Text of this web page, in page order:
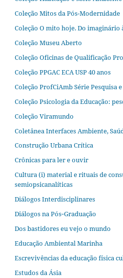
Coleção Mitos da Pós-Modernidade
Coleção O mito hoje. Do imaginário
Coleção Museu Aberto
Coleção Oficinas de Qualificação
Coleção PPGAC ECA USP 40 anos
Coleção ProfCiAmb Série Pesquisa
Coleção Psicologia da Educação:
Coleção Viramundo
Coletânea Interfaces Ambiente,
Construção Urbana Crítica
Crônicas para ler e ouvir
Cultura (i) material e rituais de
semiopsicanalíticas
Diálogos Interdisciplinares
Diálogos na Pós‐Graduação
Dos bastidores eu vejo o mundo
Educação Ambiental Marinha
Escrevivências da educação física
Estudos da Ásia​